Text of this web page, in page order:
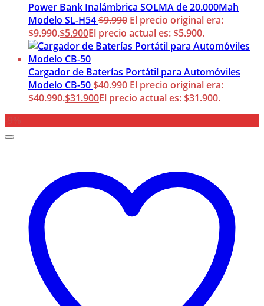
Power Bank Inalámbrica SOLMA de 20.000Mah
Modelo SL-H54$9.990 El precio original era:
$9.990.$5.900El precio actual es: $5.900.
Cargador de Baterías Portátil para Automóviles
Modelo CB-50$40.990 El precio original era:
$40.990.$31.900El precio actual es: $31.900.